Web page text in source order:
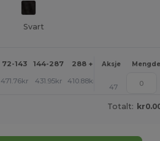
Svart
72-143 144-287 288 + Mer
Aksje Mengde
471.76kr 431.95kr 410.88kr +
47
Totalt: